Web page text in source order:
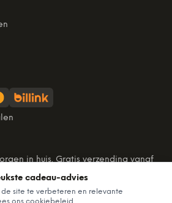
in huis. Gratis verzending vanaf
cadeau-advies
site te verbeteren en relevante